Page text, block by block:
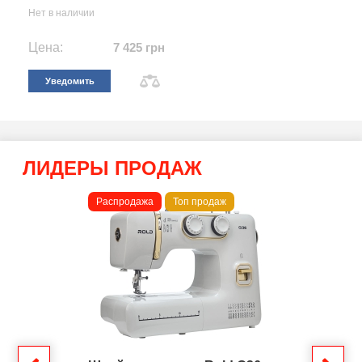
Нет в наличии
Цена: 7 425 грн
Уведомить
ЛИДЕРЫ ПРОДАЖ
Распродажа Топ продаж